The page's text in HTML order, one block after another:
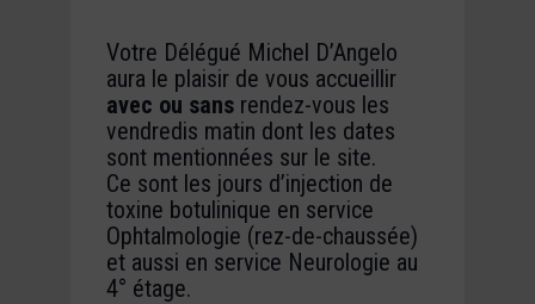
Votre Délégué Michel D’Angelo
aura le plaisir de vous accueillir
avec ou sans rendez-vous les
vendredis matin dont les dates
sont mentionnées sur le site.
Ce sont les jours d’injection de
toxine botulinique en service
Ophtalmologie (rez-de-chaussée)
et aussi en service Neurologie au
4° étage.